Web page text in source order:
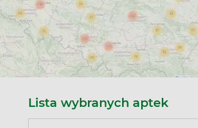
Lista wybranych aptek